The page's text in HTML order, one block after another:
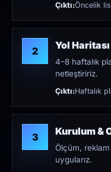
Çıktı:Öncelik
2 Yol Haritası
4–8 haftalık
netleştiririz.
Çıktı:Haftalık
3 Kurulum &
Ölçüm,
uygularız.